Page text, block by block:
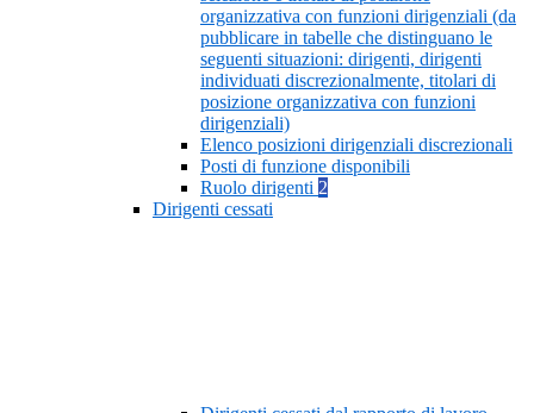
organizzativa con funzioni dirigenziali (da
pubblicare in tabelle che distinguano le
seguenti situazioni: dirigenti, dirigenti
individuati discrezionalmente, titolari di
posizione organizzativa con funzioni
dirigenziali)
Elenco posizioni dirigenziali discrezionali
Posti di funzione disponibili
Ruolo dirigenti 2
Dirigenti cessati